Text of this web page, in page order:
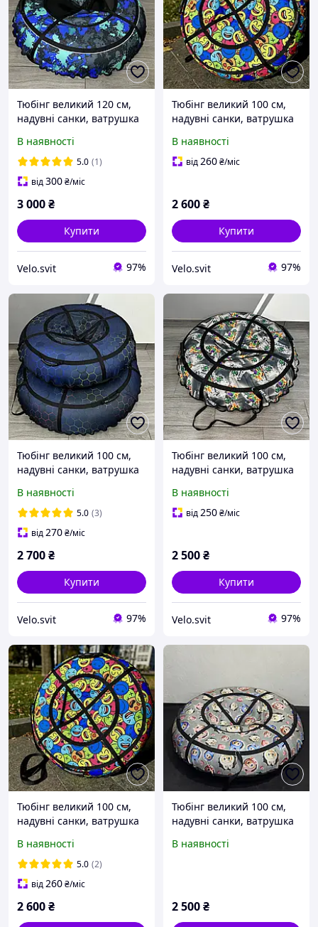
Тюбінг великий 120 см,
надувні санки, ватрушка
катання на гірці
В наявності
5.0 (1)
від300₴/міс
3 000₴
Купити
Velo.svit 97%
Тюбінг великий 100 см,
надувні санки, ватрушка
тюбінг для катання на
гірці
В наявності
від260₴/міс
2 600₴
Купити
Velo.svit 97%
Тюбінг великий 100 см,
надувні санки, ватрушка
тюбінг для катання на
гірці
В наявності
5.0 (3)
від270₴/міс
2 700₴
Купити
Velo.svit 97%
Тюбінг великий 100 см,
надувні санки, ватрушка
тюбінг для катання на
гірці
В наявності
від250₴/міс
2 500₴
Купити
Velo.svit 97%
Тюбінг великий 100 см,
надувні санки, ватрушка
тюбінг для катання на
гірці
В наявності
5.0 (2)
від260₴/міс
2 600₴
Тюбінг великий 100 см,
надувні санки, ватрушка
тюбінг для катання на
В наявності
2 500₴